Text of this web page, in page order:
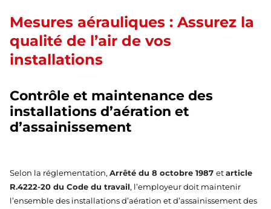
Mesures aérauliques : Assurez la
qualité de l’air de vos
installations
Contrôle et maintenance des
installations d’aération et
d’assainissement
Selon la réglementation, Arrêté du 8 octobre 1987 etarticle
R.4222-20 du Code du travail, l’employeur doit maintenir
l’ensemble des installations d’aération et d’assainissement des